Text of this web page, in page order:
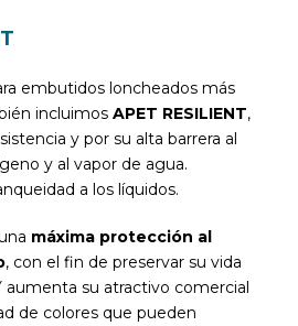
embutidos loncheados más
incluimosAPET RESILIENT,
y por su alta barrera al
y al vapor de agua.
a los líquidos.
máxima protección al
, con el fin de preservar su vida
aumenta su atractivo comercial
de colores que pueden